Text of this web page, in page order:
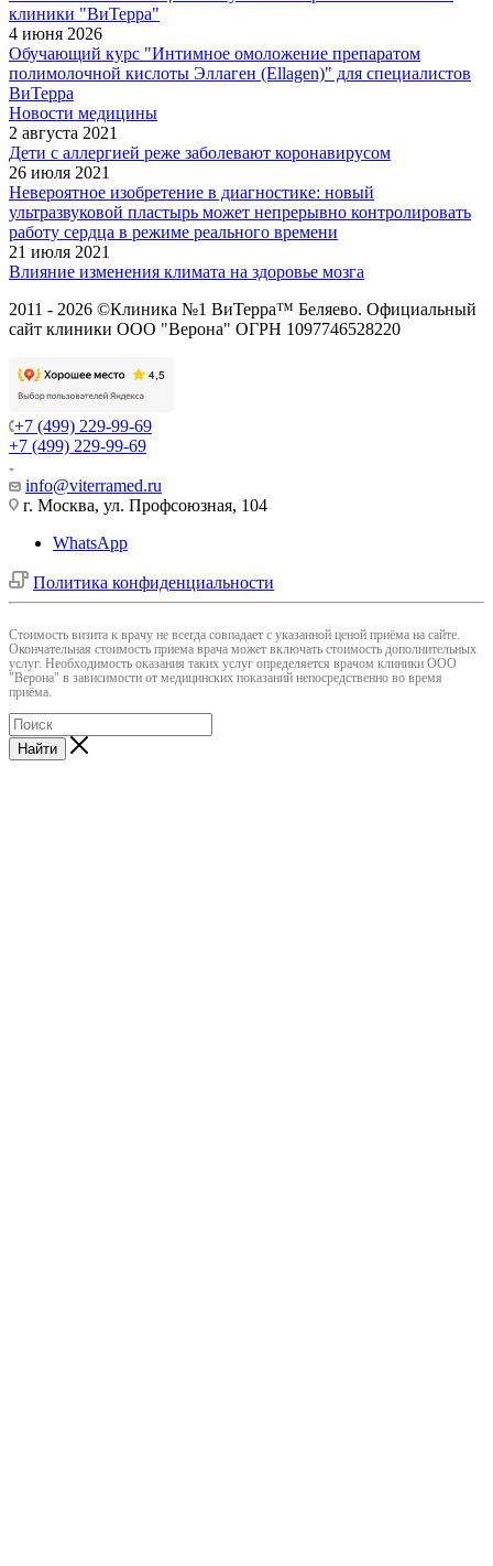
клиники "ВиТерра"
4 июня 2026
Обучающий курс "Интимное омоложение препаратом
полимолочной кислоты Эллаген (Ellagen)" для специалистов
ВиТерра
Новости медицины
2 августа 2021
Дети с аллергией реже заболевают коронавирусом
26 июля 2021
Невероятное изобретение в диагностике: новый
ультразвуковой пластырь может непрерывно контролировать
работу сердца в режиме реального времени
21 июля 2021
Влияние изменения климата на здоровье мозга
2011 - 2026 ©Клиника №1 ВиТерра™ Беляево. Официальный
сайт клиники ООО "Верона" ОГРН 1097746528220
+7 (499) 229-99-69
+7 (499) 229-99-69
info@viterramed.ru
г. Москва, ул. Профсоюзная, 104
WhatsApp
Политика конфиденциальности
Cтоимость визита к врачу не всегда совпадает с указанной ценой приёма на сайте.
Окончательная стоимость приема врача может включать стоимость дополнительных
услуг. Необходимость оказания таких услуг определяется врачом клиники ООО
"Верона" в зависимости от медицинских показаний непосредственно во время
приёма.
Найти